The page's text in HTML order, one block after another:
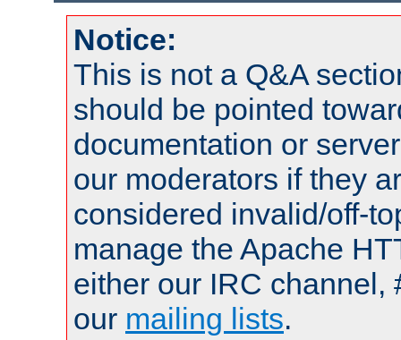
Notice:
This is not a Q&A
should be pointed
documentation or
our moderators if they
considered invalid/off-
manage the Apache
either our IRC channel,
our mailing lists.